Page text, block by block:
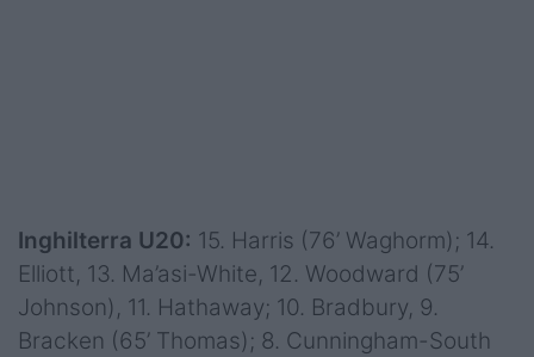
Inghilterra U20: 15. Harris (76’ Waghorm); 14.
Elliott, 13. Ma’asi-White, 12. Woodward (75’
Johnson), 11. Hathaway; 10. Bradbury, 9.
Bracken (65’ Thomas); 8. Cunningham-South